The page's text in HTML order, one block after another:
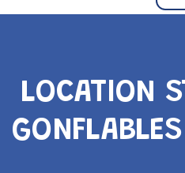
LOCATION